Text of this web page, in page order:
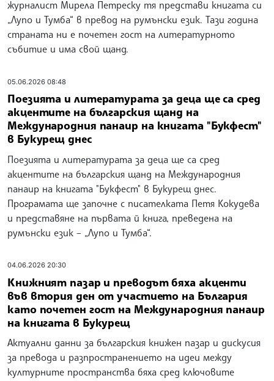
На щанда на България на панаира на книгата
в Букурещ се набират румънски книги; те ще
бъдат дарени на Университетската
библиотека в София
Международния панаир на книгата "Букфест" в
Букурещ. Те ще бъдат дарени на Университетската
библиотека "Св. Климент Охридски" в София.
06.06.2026 09:21
Седем детайла от България, които звучат
като от детска книга представи
писателката Петя Кокудева на панаира на
книгата в Букурещ
Седем детайла от България, които звучат като от
детска книга представи писателката Петя Кокудева
вчера гостува на Международния панаир на книгата в
Букурещ, остави на щанда на страната ни специално
подготвени за повода брошури с информация.
06.06.2026 06:10
Съвременната проза и ролята на
литературните награди ще са акцент в
четвъртия ден от участието на България на